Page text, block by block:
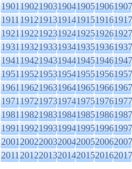
1901190219031904190519061907
1911191219131914191519161917
1921192219231924192519261927
1931193219331934193519361937
1941194219431944194519461947
1951195219531954195519561957
1961196219631964196519661967
1971197219731974197519761977
1981198219831984198519861987
1991199219931994199519961997
2001200220032004200520062007
2011201220132014201520162017